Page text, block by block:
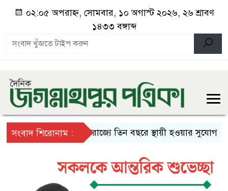
০২:০৫ অপরাহ্ন, সোমবার, ১০ অগাস্ট ২০২৬, ২৬ শ্রাবণ
১৪৩৩ বঙ্গাব্দ
সংবাদ শিরোনাম :যুক্তরাজ্যে তিন বছরে স্থায়ী হওয়ার সুযোগ